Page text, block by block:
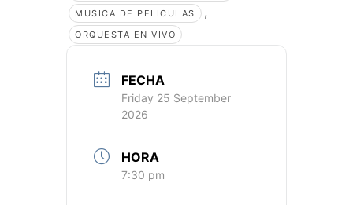
MUSICA DE PELICULAS ,
ORQUESTA EN VIVO
FECHA
Friday 25 September
2026
HORA
7:30 pm